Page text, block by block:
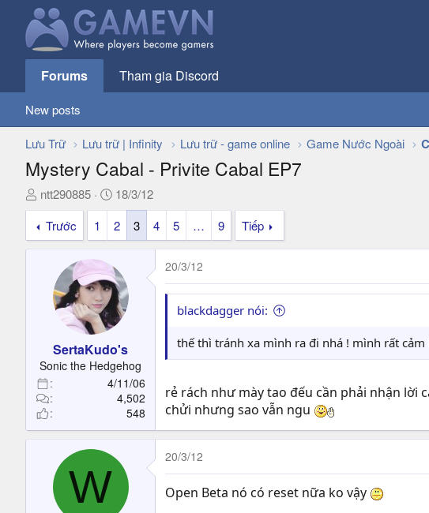
Forums Tham gia Discord
New posts
Lưu Trữ Lưu trữ | Infinity Lưu trữ - game online Game Nước Ngoài
Mystery Cabal - Privite Cabal EP7
T
h
e
t
e
r
ntt290885
N
g
à
y
ử
i
18/3/12
Trước
1 2 3 4 5 … 9 Tiếp
SertaKudo's
Sonic the Hedgehog
4/11/06
4,502
548
20/3/12
blackdagger nói:
thế thì tránh xa mình ra đi nhá ! mình rất cảm
rẻ rách như mày tao đếu cần phải nhận lời
chửi nhưng sao vẫn ngu
W
20/3/12
Open Beta nó có reset nữa ko vậy